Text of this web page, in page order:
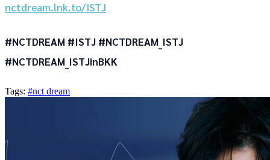
nctdream.lnk.to/ISTJ
#NCTDREAM #ISTJ #NCTDREAM_ISTJ
#NCTDREAM_ISTJinBKK
Tags: #nct dream